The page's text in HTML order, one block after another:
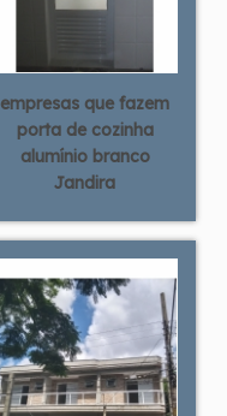
empresas que fazem
porta de cozinha
alumínio branco
Jandira